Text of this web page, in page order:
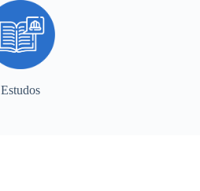
Estudos